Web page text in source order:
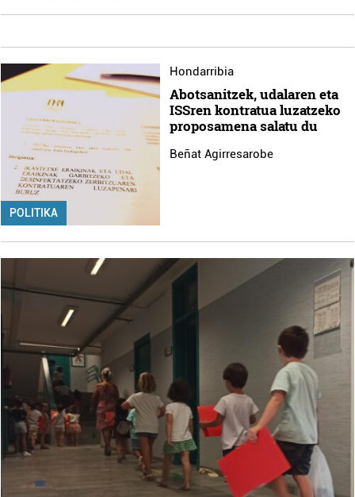
POLITIKA
Hondarribia
Abotsanitzek, udalaren eta
ISSren kontratua luzatzeko
proposamena salatu du
Beñat Agirresarobe